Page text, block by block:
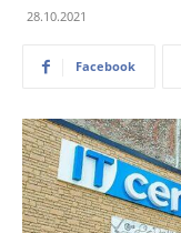
28.10.2021
Facebook